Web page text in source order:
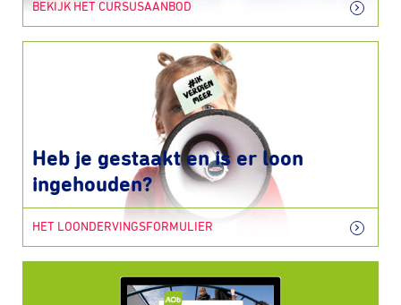
BEKIJK HET CURSUSAANBOD
Heb je gestaakt en is er loon
ingehouden?
HET LOONDERVINGSFORMULIER